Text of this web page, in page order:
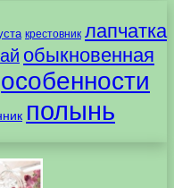
крестовник лапчатка
обыкновенная
особенности
полынь